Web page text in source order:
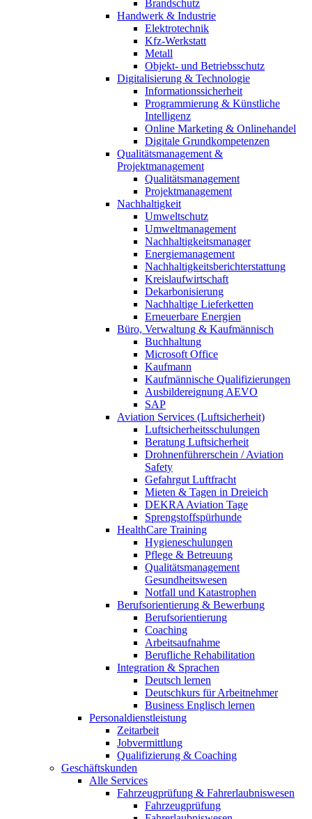
Brandschutz
Handwerk & Industrie
Elektrotechnik
Kfz-Werkstatt
Metall
Objekt- und Betriebsschutz
Digitalisierung & Technologie
Informationssicherheit
Programmierung & Künstliche
Intelligenz
Online Marketing & Onlinehandel
Digitale Grundkompetenzen
Qualitätsmanagement &
Projektmanagement
Qualitätsmanagement
Projektmanagement
Nachhaltigkeit
Umweltschutz
Umweltmanagement
Nachhaltigkeitsmanager
Energiemanagement
Nachhaltigkeitsberichterstattung
Kreislaufwirtschaft
Dekarbonisierung
Nachhaltige Lieferketten
Erneuerbare Energien
Büro, Verwaltung & Kaufmännisch
Buchhaltung
Microsoft Office
Kaufmann
Kaufmännische Qualifizierungen
Ausbildereignung AEVO
SAP
Aviation Services (Luftsicherheit)
Luftsicherheitsschulungen
Beratung Luftsicherheit
Drohnenführerschein / Aviation
Safety
Gefahrgut Luftfracht
Mieten & Tagen in Dreieich
DEKRA Aviation Tage
Sprengstoffspürhunde
HealthCare Training
Hygieneschulungen
Pflege & Betreuung
Qualitätsmanagement
Gesundheitswesen
Notfall und Katastrophen
Berufsorientierung & Bewerbung
Berufsorientierung
Coaching
Arbeitsaufnahme
Berufliche Rehabilitation
Integration & Sprachen
Deutsch lernen
Deutschkurs für Arbeitnehmer
Business Englisch lernen
Personaldienstleistung
Zeitarbeit
Jobvermittlung
Qualifizierung & Coaching
Geschäftskunden
Alle Services
Fahrzeugprüfung & Fahrerlaubniswesen
Fahrzeugprüfung